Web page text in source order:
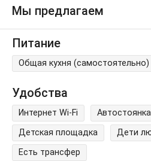
Мы предлагаем
Питание
Общая кухня (самостоятельно)
Удобства
Интернет Wi-Fi
Автостоянка
Детская площадка
Дети
Есть трансфер